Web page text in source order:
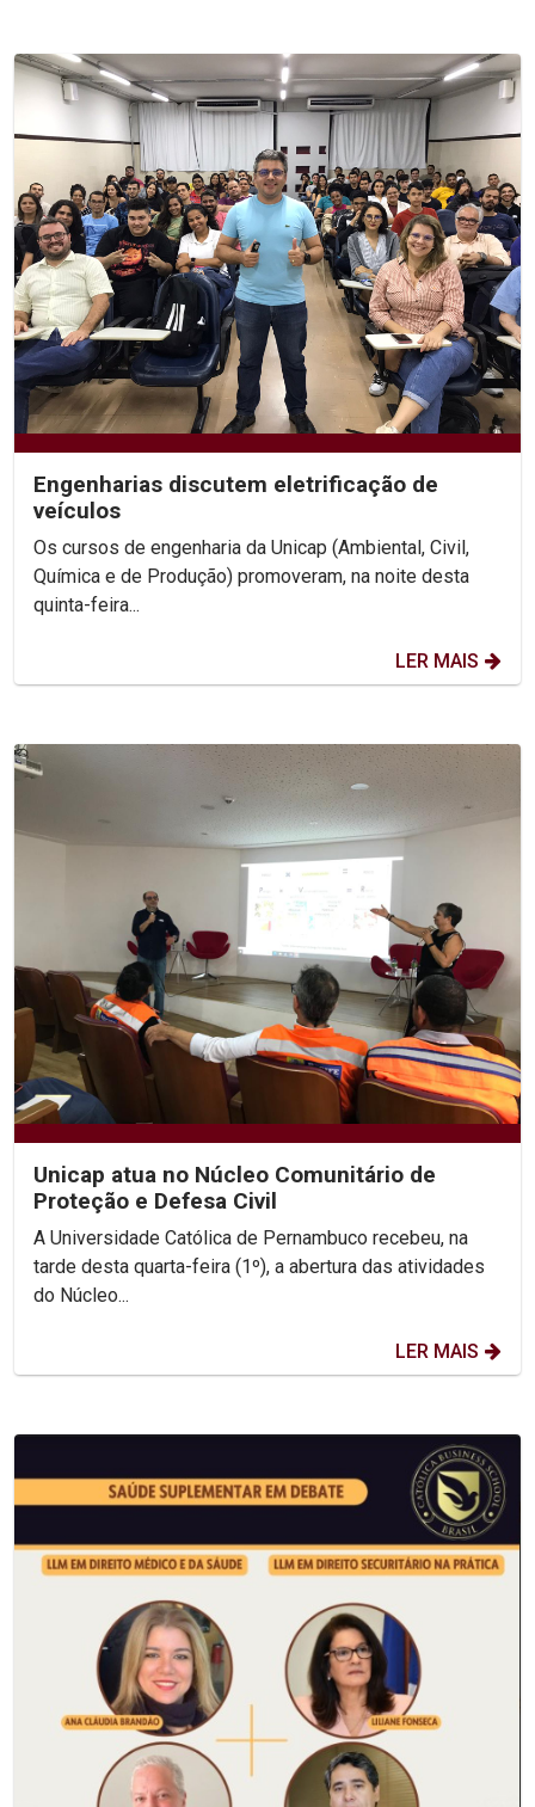
Engenharias discutem eletrificação de
veículos
Os cursos de engenharia da Unicap (Ambiental, Civil,
Química e de Produção) promoveram, na noite desta
quinta-feira...
LER MAIS
Unicap atua no Núcleo Comunitário de
Proteção e Defesa Civil
A Universidade Católica de Pernambuco recebeu, na
tarde desta quarta-feira (1º), a abertura das atividades
do Núcleo...
LER MAIS